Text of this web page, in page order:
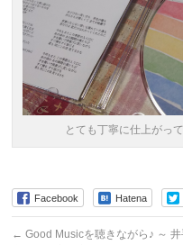
とても丁寧に仕上がっ
Facebook Hatena
← Good Musicを聴きながら♪ ～